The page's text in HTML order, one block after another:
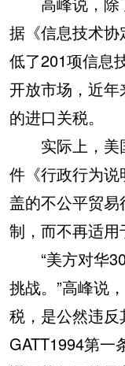
据《信息技术
低了201项信息
开放市场，近
的进口关税。
实际上，美
件《行政行为
盖的不公平贸
制，而不再适用
“美方对华
挑战。”高峰说
税，是公然违
GATT1994第一